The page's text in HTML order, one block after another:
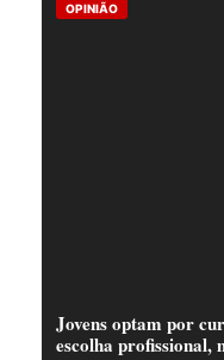
OPINIÃO
Jovens optam por
escolha profissional,